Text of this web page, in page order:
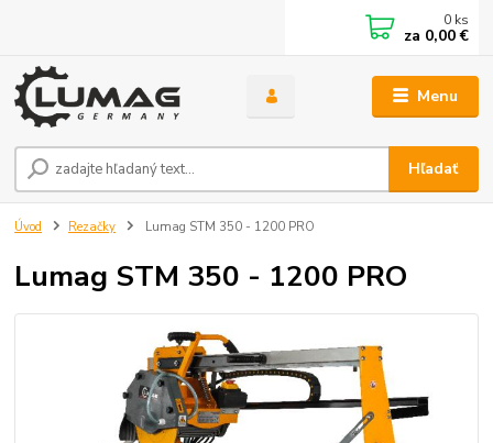
Menu
Hľadať
0 ks
za 0,00 €
Úvod Rezačky Lumag STM 350 - 1200 PRO
Lumag STM 350 - 1200 PRO